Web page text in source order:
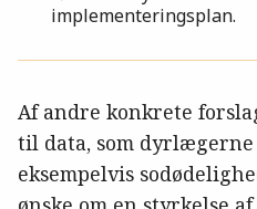
implementeringsplan.
Af andre konkrete
til data, som
eksempelvis